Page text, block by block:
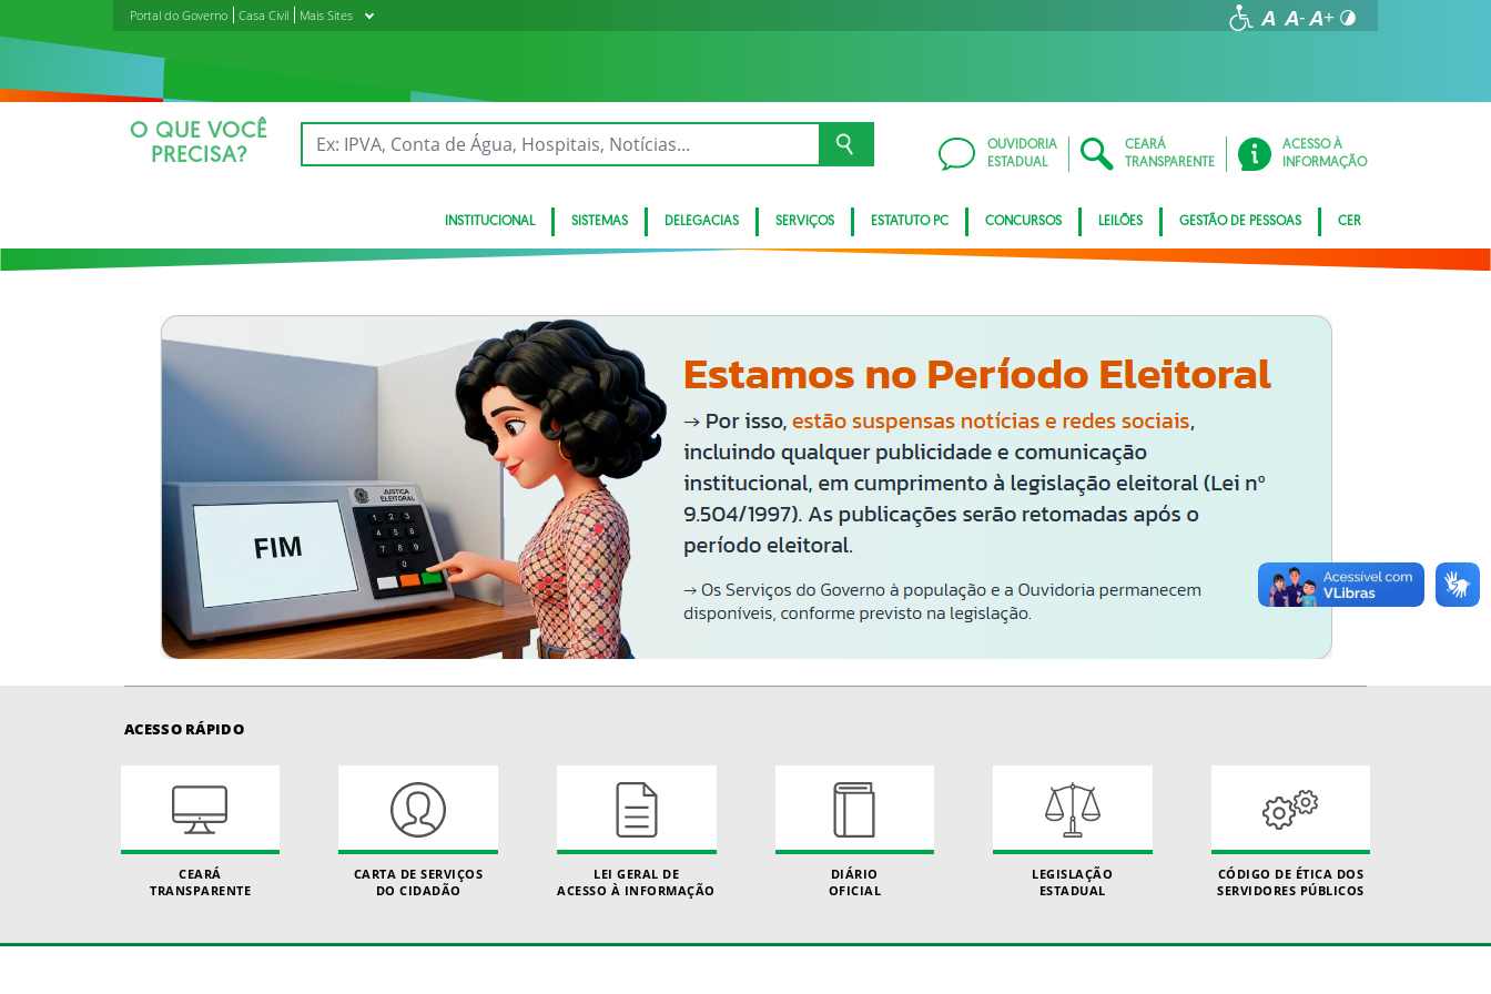
Portal do Governo Casa Civil Mais Sites
O QUE VOCÊ
PRECISA?
OUVIDORIA
ESTADUAL
CEARÁ
TRANSPARENTE
ACESSO À
INFORMAÇÃO
INSTITUCIONAL SISTEMAS DELEGACIAS SERVIÇOS ESTATUTO PC CONCURSOS LEILÕES GESTÃO DE PESSOAS CER
ACESSO RÁPIDO
CEARÁ
TRANSPARENTE
CARTA DE SERVIÇOS
DO CIDADÃO
LEI GERAL DE
ACESSO À INFORMAÇÃO
DIÁRIO
OFICIAL
LEGISLAÇÃO
ESTADUAL
CÓDIGO DE ÉTICA DOS
SERVIDORES PÚBLICOS